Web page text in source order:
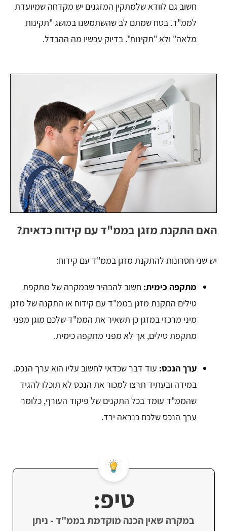
חשוב גם לוודא שלמתקין המזגנים יש מקדחה שמיועדת
לממ"ד. בטח שמתם לב שהשתמשנו במושג "תקינות
מלאה" ולא "תקינות". בדיוק עכשיו מה ההבדל.
האם התקנת מזגן בממ"ד עם קידוח כדאית?
יש שני חסרונות להתקנת מזגן בממ"ד עם קידוח:
מתקפה כימית: חשוב להבהיר שבמקרה של מתקפת
טילים התקנת מזגן בממ"ד עם קידוח או התקנה של מזגן
מיני מרכזי במזגן כן תשאיר את הממ"ד שלכם מוגן מפני
מתקפת טילים, אך לא מפני מתקפה כימית.
ערך הנכס: עוד דבר שכדאי לחשוב עליו הוא ערך הנכס.
במידה ובעתיד תרצו למכור את הנכס לא תוכלו להגיד
שהממ"ד עומד בכל התקנים של פיקוד העורף, כלומר
ערך הנכס שלכם כנראה ירד.
טיפ:
במקרה שאין הכנה מוקדמת בממ"ד - ניתן